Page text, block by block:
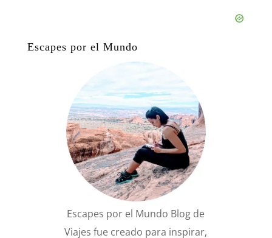
Escapes por el Mundo
Escapes por el Mundo Blog de
Viajes fue creado para inspirar,